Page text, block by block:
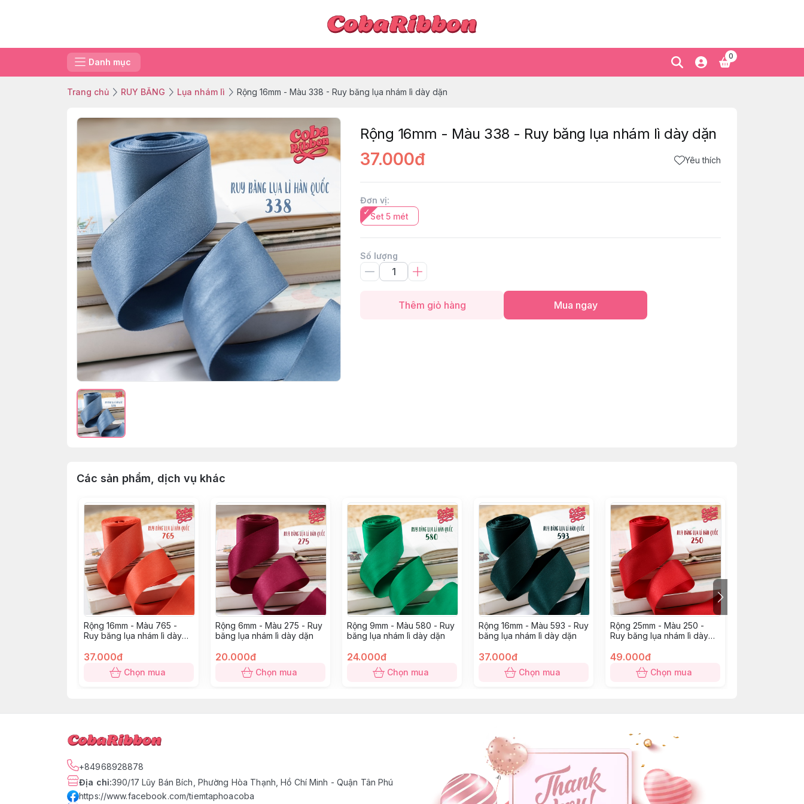
Danh mục
0
Trang chủ RUY BĂNG Lụa nhám lì Rộng 16mm - Màu 338 - Ruy băng lụa nhám lì dày dặn
Rộng 16mm - Màu 338 - Ruy băng lụa nhám lì dày dặn
37.000đ Yêu thích
Đơn vị:
Set 5 mét
Số lượng
Thêm giỏ hàng Mua ngay
Các sản phẩm, dịch vụ khác
Rộng 16mm - Màu 765 -
Ruy băng lụa nhám lì dày
37.000đ
Chọn mua
Rộng 6mm - Màu 275 - Ruy
băng lụa nhám lì dày dặn
20.000đ
Chọn mua
Rộng 9mm - Màu 580 - Ruy
băng lụa nhám lì dày dặn
24.000đ
Chọn mua
Rộng 16mm - Màu 593 - Ruy
băng lụa nhám lì dày dặn
37.000đ
Chọn mua
Rộng 25mm - Màu 250 -
Ruy băng lụa nhám lì dày
49.000đ
Chọn mua
+84968928878
Địa chỉ:390/17 Lũy Bán Bích, Phường Hòa Thạnh, Hồ Chí Minh - Quận Tân Phú
https://www.facebook.com/tiemtaphoacoba